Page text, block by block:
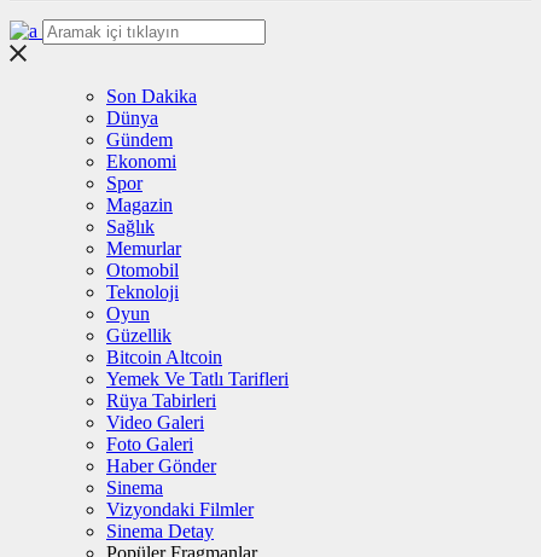
Son Dakika
Dünya
Gündem
Ekonomi
Spor
Magazin
Sağlık
Memurlar
Otomobil
Teknoloji
Oyun
Güzellik
Bitcoin Altcoin
Yemek Ve Tatlı Tarifleri
Rüya Tabirleri
Video Galeri
Foto Galeri
Haber Gönder
Sinema
Vizyondaki Filmler
Sinema Detay
Popüler Fragmanlar